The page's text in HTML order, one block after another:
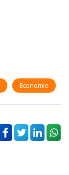
Economie